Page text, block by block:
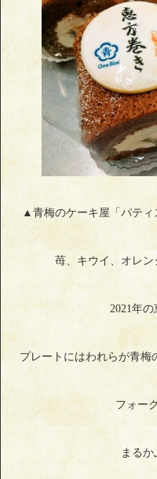
▲青梅のケーキ屋「パティ
苺、キウイ、オレン
2021年の
プレートにはわれらが青梅
フォー
まる